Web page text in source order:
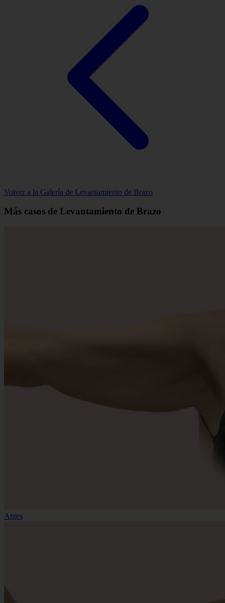
Volver a la Galería de Levantamiento de Brazo
Más casos de Levantamiento de Brazo
Antes